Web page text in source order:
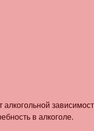
в алкоголе.